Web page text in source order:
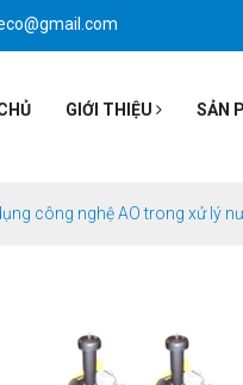
GIỚI THIỆU SẢN
công nghệ AO trong xử lý